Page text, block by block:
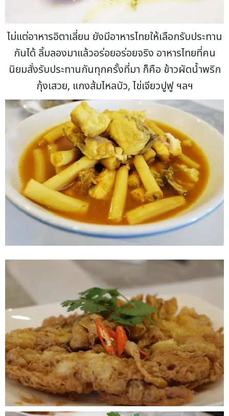
ไม่แต่อาหารอิตาเลี่ยน ยังมีอาหารไทยให้เลือกรับประทาน
กันได้ ลิ้มลองมาแล้วอร่อยอร่อยจริง อาหารไทยที่คน
นิยมสั่งรับประทานกันทุกครั้งที่มา ก็คือ ข้าวผัดน้ำพริก
กุ้งเสวย, แกงส้มไหลบัว, ไข่เจียวปูฟู ฯลฯ